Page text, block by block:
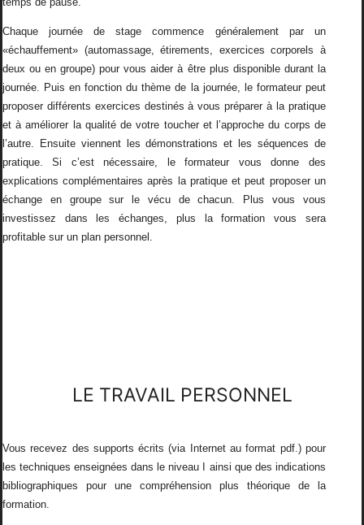
Chaque journée de stage commence généralement par un
«échauffement» (automassage, étirements, exercices corporels à
deux ou en groupe) pour vous aider à être plus disponible durant la
journée. Puis en fonction du thème de la journée, le formateur peut
proposer différents exercices destinés à vous préparer à la pratique
et à améliorer la qualité de votre toucher et l’approche du corps de
l’autre. Ensuite viennent les démonstrations et les séquences de
pratique. Si c’est nécessaire, le formateur vous donne des
explications complémentaires après la pratique et peut proposer un
échange en groupe sur le vécu de chacun. Plus vous vous
investissez dans les échanges, plus la formation vous sera
profitable sur un plan personnel.
LE TRAVAIL PERSONNEL
Vous recevez des supports écrits (via Internet au format pdf.) pour
les techniques enseignées dans le niveau I ainsi que des indications
bibliographiques pour une compréhension plus théorique de la
formation.